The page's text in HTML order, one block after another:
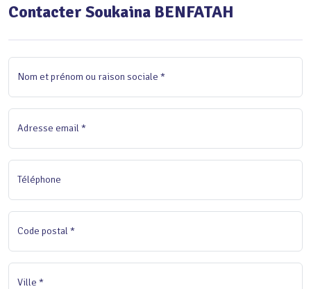
Contacter Soukaina BENFATAH
Nom et prénom ou raison sociale *
Adresse email *
Téléphone
Code postal *
Ville *